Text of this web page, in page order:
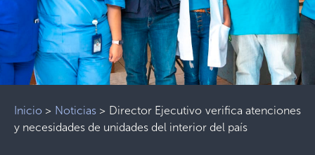
Inicio > Noticias> Director Ejecutivo verifica atenciones
y necesidades de unidades del interior del país